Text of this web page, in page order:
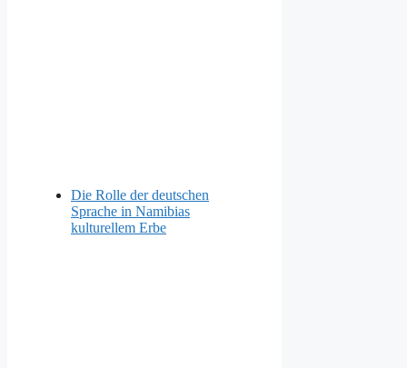
Die Rolle der deutschen
Sprache in Namibias
kulturellem Erbe